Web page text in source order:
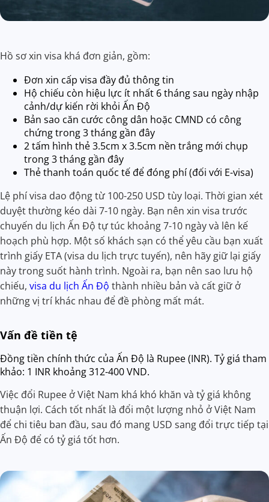
Hồ sơ xin visa khá đơn giản, gồm:
Đơn xin cấp visa đầy đủ thông tin
Hộ chiếu còn hiệu lực ít nhất 6 tháng sau ngày nhập
cảnh/dự kiến rời khỏi Ấn Độ
Bản sao căn cước công dân hoặc CMND có công
chứng trong 3 tháng gần đây
2 tấm hình thẻ 3.5cm x 3.5cm nền trắng mới chụp
trong 3 tháng gần đây
Thẻ thanh toán quốc tế để đóng phí (đối với E-visa)
Lệ phí visa dao động từ 100-250 USD tùy loại. Thời gian xét
duyệt thường kéo dài 7-10 ngày. Bạn nên xin visa trước
chuyến du lịch Ấn Độ tự túc khoảng 7-10 ngày và lên kế
hoạch phù hợp. Một số khách sạn có thể yêu cầu bạn xuất
trình giấy ETA (visa du lịch trực tuyến), nên hãy giữ lại giấy
này trong suốt hành trình. Ngoài ra, bạn nên sao lưu hộ
chiếu, visa du lịch Ấn Độ thành nhiều bản và cất giữ ở
những vị trí khác nhau để đề phòng mất mát.
Vấn đề tiền tệ
Đồng tiền chính thức của Ấn Độ là Rupee (INR). Tỷ giá tham
khảo: 1 INR khoảng 312-400 VND.
Việc đổi Rupee ở Việt Nam khá khó khăn và tỷ giá không
thuận lợi. Cách tốt nhất là đổi một lượng nhỏ ở Việt Nam
để chi tiêu ban đầu, sau đó mang USD sang đổi trực tiếp tại
Ấn Độ để có tỷ giá tốt hơn.